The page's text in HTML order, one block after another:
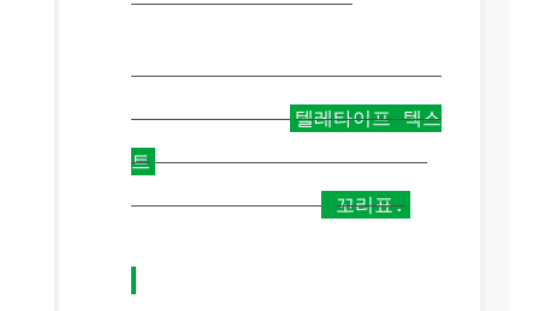
이 거의 사용되지 않는 태그는 에
뮬레이트됩니다. 텔레타이프 텍스
트 , 일반적으로 다음과 같은 스
타일이 지정됩니다.
꼬리표.